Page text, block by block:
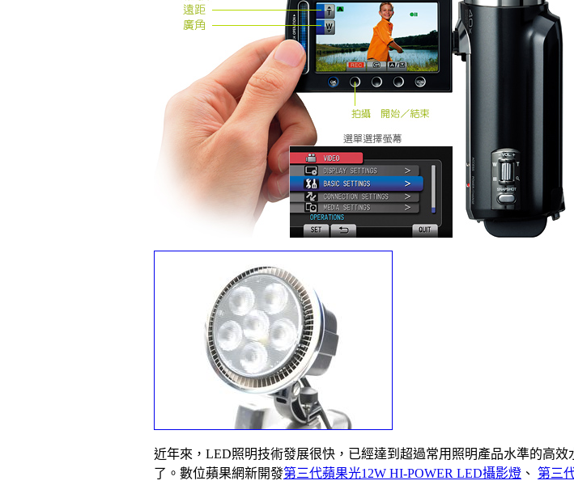
近年來，LED照明技術發展很快，已經達到超過常用照明產品水準的高
了。數位蘋果網新開發第三代蘋果光12W HI-POWER LED攝影燈 、 第三